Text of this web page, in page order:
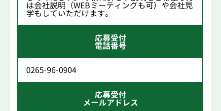
は会社説明（WEBミーティングも可）や会社見
学もしていただけます。
応募受付
電話番号
0265-96-0904
応募受付
メールアドレス